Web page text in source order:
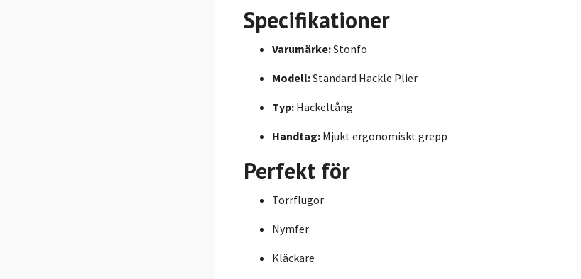
Specifikationer
Varumärke:Stonfo
Modell:Standard Hackle Plier
Typ: Hackeltång
Handtag: Mjukt ergonomiskt grepp
Perfekt för
Torrflugor
Nymfer
Kläckare